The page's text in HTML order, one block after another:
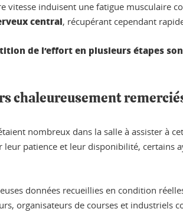
induisent une fatigue musculaire
central, récupérant cependant
de l’effort en plusieurs étapes
chaleureusement
nombreux dans la salle à assister à
patience et leur disponibilité, certains
données recueillies en condition
organisateurs de courses et industriels